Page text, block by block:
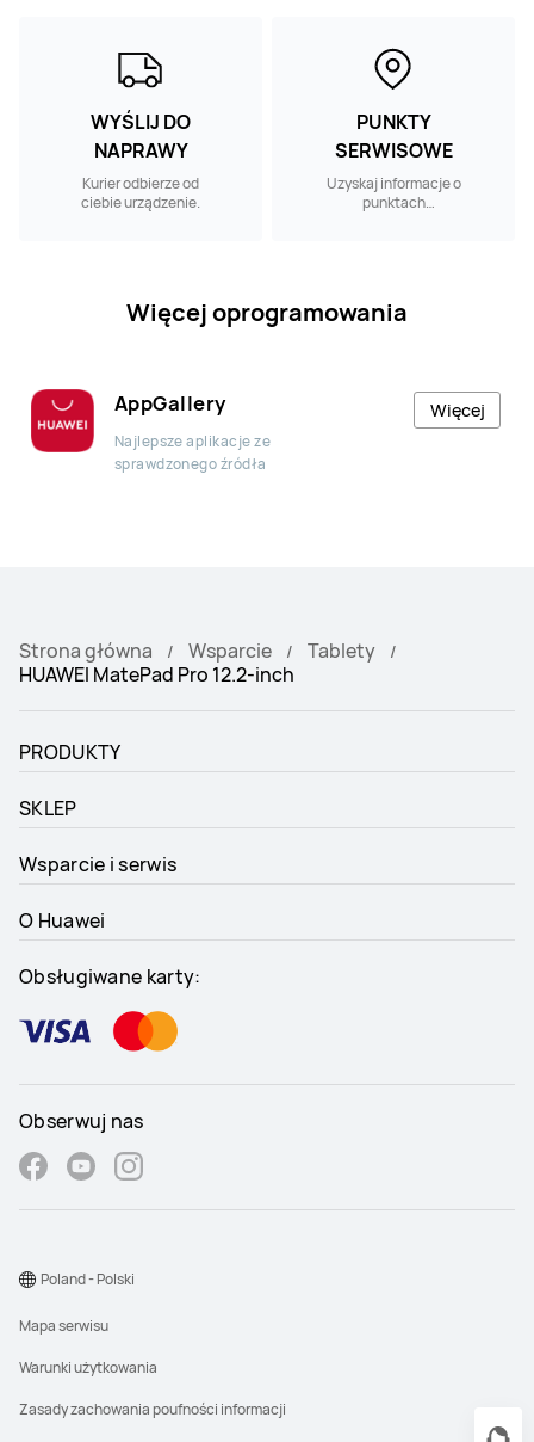
WYŚLIJ DO
NAPRAWY
Kurier odbierze od
ciebie urządzenie.
PUNKTY
SERWISOWE
Uzyskaj informacje o
punktach
Więcej oprogramowania
AppGallery
Najlepsze aplikacje ze
sprawdzonego źródła
Więcej
Strona główna Wsparcie
Tablety
HUAWEI MatePad Pro 12.2-inch
PRODUKTY
SKLEP
Wsparcie i serwis
O Huawei
Obsługiwane karty:
Obserwuj nas
Mapa serwisu
Warunki użytkowania
Zasady zachowania poufności informacji
Poland - Polski